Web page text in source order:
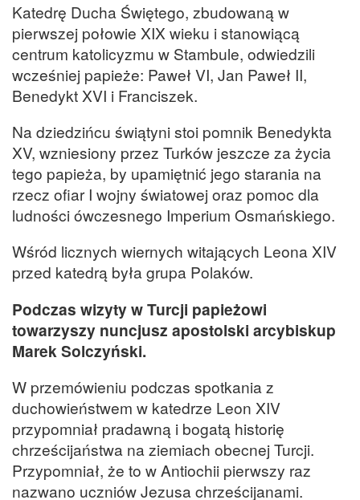
Katedrę Ducha Świętego, zbudowaną w
pierwszej połowie XIX wieku i stanowiącą
centrum katolicyzmu w Stambule, odwiedzili
wcześniej papieże: Paweł VI, Jan Paweł II,
Benedykt XVI i Franciszek.
Na dziedzińcu świątyni stoi pomnik Benedykta
XV, wzniesiony przez Turków jeszcze za życia
tego papieża, by upamiętnić jego starania na
rzecz ofiar I wojny światowej oraz pomoc dla
ludności ówczesnego Imperium Osmańskiego.
Wśród licznych wiernych witających Leona XIV
przed katedrą była grupa Polaków.
Podczas wizyty w Turcji papieżowi
towarzyszy nuncjusz apostolski arcybiskup
Marek Solczyński.
W przemówieniu podczas spotkania z
duchowieństwem w katedrze Leon XIV
przypomniał pradawną i bogatą historię
chrześcijaństwa na ziemiach obecnej Turcji.
Przypomniał, że to w Antiochii pierwszy raz
nazwano uczniów Jezusa chrześcijanami.